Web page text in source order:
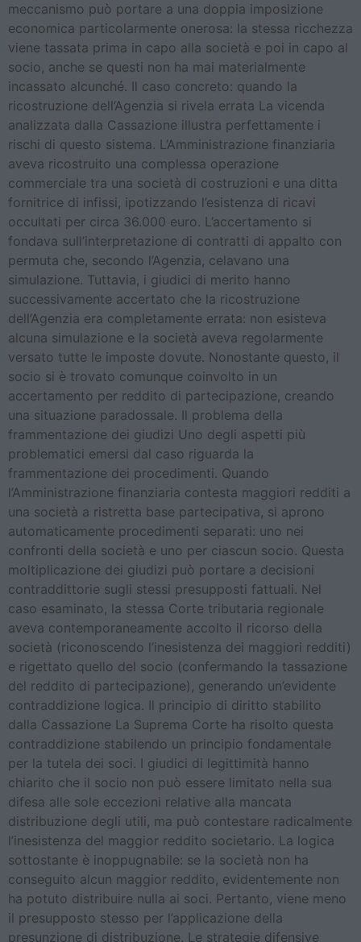
meccanismo può portare a una doppia imposizione
economica particolarmente onerosa: la stessa ricchezza
viene tassata prima in capo alla società e poi in capo al
socio, anche se questi non ha mai materialmente
incassato alcunché. Il caso concreto: quando la
ricostruzione dell’Agenzia si rivela errata La vicenda
analizzata dalla Cassazione illustra perfettamente i
rischi di questo sistema. L’Amministrazione finanziaria
aveva ricostruito una complessa operazione
commerciale tra una società di costruzioni e una ditta
fornitrice di infissi, ipotizzando l’esistenza di ricavi
occultati per circa 36.000 euro. L’accertamento si
fondava sull’interpretazione di contratti di appalto con
permuta che, secondo l’Agenzia, celavano una
simulazione. Tuttavia, i giudici di merito hanno
successivamente accertato che la ricostruzione
dell’Agenzia era completamente errata: non esisteva
alcuna simulazione e la società aveva regolarmente
versato tutte le imposte dovute. Nonostante questo, il
socio si è trovato comunque coinvolto in un
accertamento per reddito di partecipazione, creando
una situazione paradossale. Il problema della
frammentazione dei giudizi Uno degli aspetti più
problematici emersi dal caso riguarda la
frammentazione dei procedimenti. Quando
l’Amministrazione finanziaria contesta maggiori redditi a
una società a ristretta base partecipativa, si aprono
automaticamente procedimenti separati: uno nei
confronti della società e uno per ciascun socio. Questa
moltiplicazione dei giudizi può portare a decisioni
contraddittorie sugli stessi presupposti fattuali. Nel
caso esaminato, la stessa Corte tributaria regionale
aveva contemporaneamente accolto il ricorso della
società (riconoscendo l’inesistenza dei maggiori redditi)
e rigettato quello del socio (confermando la tassazione
del reddito di partecipazione), generando un’evidente
contraddizione logica. Il principio di diritto stabilito
dalla Cassazione La Suprema Corte ha risolto questa
contraddizione stabilendo un principio fondamentale
per la tutela dei soci. I giudici di legittimità hanno
chiarito che il socio non può essere limitato nella sua
difesa alle sole eccezioni relative alla mancata
distribuzione degli utili, ma può contestare radicalmente
l’inesistenza del maggior reddito societario. La logica
sottostante è inoppugnabile: se la società non ha
conseguito alcun maggior reddito, evidentemente non
ha potuto distribuire nulla ai soci. Pertanto, viene meno
il presupposto stesso per l’applicazione della
presunzione di distribuzione. Le strategie difensive